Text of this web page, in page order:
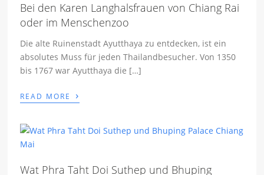
Bei den Karen Langhalsfrauen von Chiang Rai
oder im Menschenzoo
Die alte Ruinenstadt Ayutthaya zu entdecken, ist ein
absolutes Muss für jeden Thailandbesucher. Von 1350
bis 1767 war Ayutthaya die […]
READ MORE ›
Wat Phra Taht Doi Suthep und Bhuping